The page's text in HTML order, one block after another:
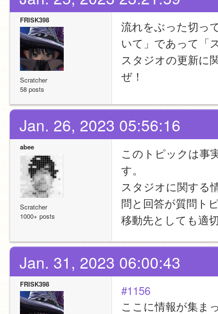
FRISK398
Scratcher
58 posts
流れをぶった切っ
いて」であって「
スタジオの更新に
ぜ！
Jan. 26, 2023 05:56:16
abee
Scratcher
1000+ posts
このトピックは事
す。
スタジオに関する
問と回答が質問ト
移動先としても適
Jan. 31, 2023 06:00:43
FRISK398
#1156
ここに情報が集ま